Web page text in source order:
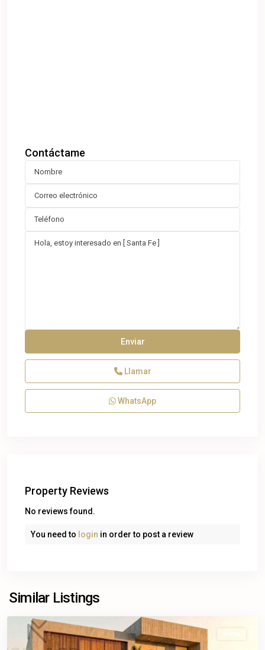
Contáctame
Llamar
WhatsApp
Property Reviews
No reviews found.
You need to login in order to post a review
Similar Listings
Benito
Juárez
Venta